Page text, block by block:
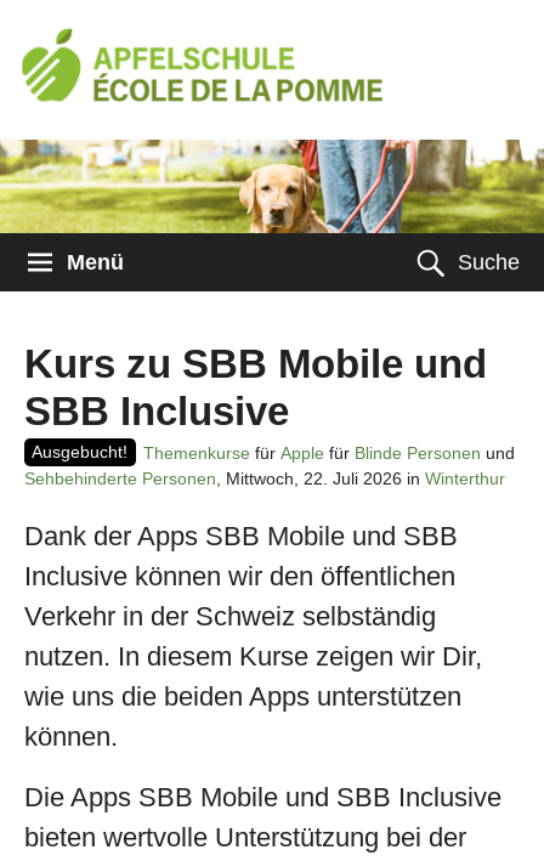
Menü Suche
Kurs zu SBB Mobile und
SBB Inclusive
Ausgebucht! Themenkurse fürApple für Blinde Personen und
Sehbehinderte Personen , Mittwoch, 22. Juli 2026 in Winterthur
Dank der Apps SBB Mobile und SBB
Inclusive können wir den öffentlichen
Verkehr in der Schweiz selbständig
nutzen. In diesem Kurse zeigen wir Dir,
wie uns die beiden Apps unterstützen
können.
Die Apps SBB Mobile und SBB Inclusive
bieten wertvolle Unterstützung bei der